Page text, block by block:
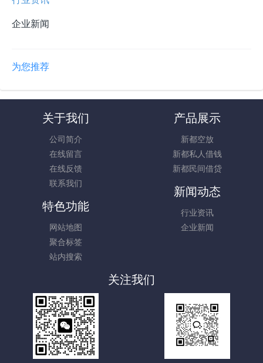
企业新闻
为您推荐
关于我们
公司简介
在线留言
在线反馈
联系我们
产品展示
新都空放
新都私人借钱
新都民间借贷
新闻动态
行业资讯
企业新闻
特色功能
网站地图
聚合标签
站内搜索
关注我们